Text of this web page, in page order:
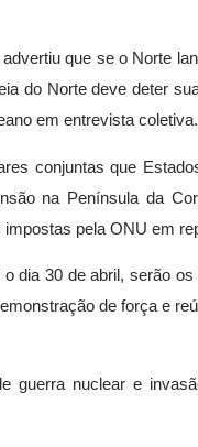
que se o Norte
do Norte deve deter
em entrevista coletiva.
conjuntas que
na Península da
pela ONU em
dia 30 de abril, serão
de força e
guerra nuclear e